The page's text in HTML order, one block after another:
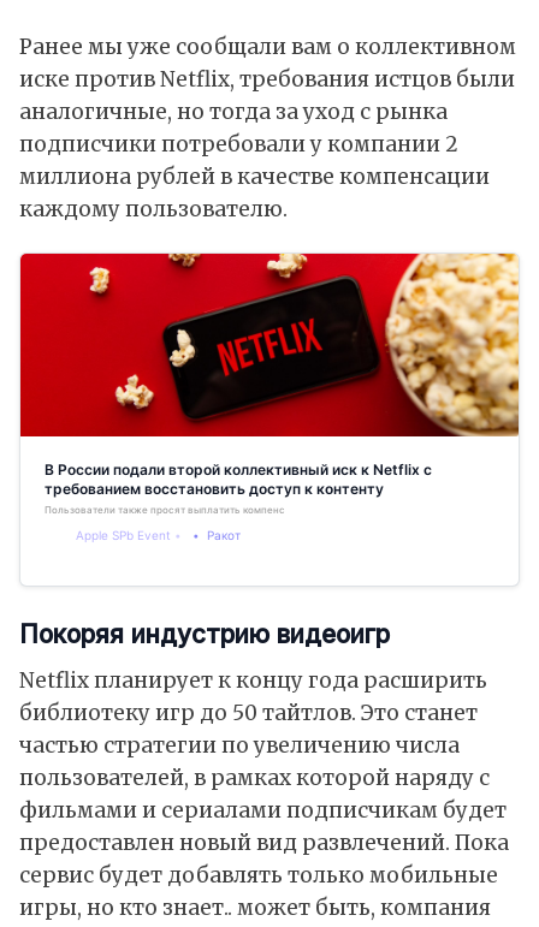
Ранее мы уже сообщали вам о коллективном
иске против Netflix, требования истцов были
аналогичные, но тогда за уход с рынка
подписчики потребовали у компании 2
миллиона рублей в качестве компенсации
каждому пользователю.
В России подали второй коллективный иск к Netflix с
требованием восстановить доступ к контенту
Пользователи также просят выплатить компенсацию
Apple SPb Event Ракот
Покоряя индустрию видеоигр
Netflix планирует к концу года расширить
библиотеку игр до 50 тайтлов. Это станет
частью стратегии по увеличению числа
пользователей, в рамках которой наряду с
фильмами и сериалами подписчикам будет
предоставлен новый вид развлечений. Пока
сервис будет добавлять только мобильные
игры, но кто знает.. может быть, компания